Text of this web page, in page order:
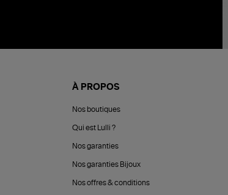
À PROPOS
Nos boutiques
Qui est Lulli ?
Nos garanties
Nos garanties Bijoux
Nos offres & conditions